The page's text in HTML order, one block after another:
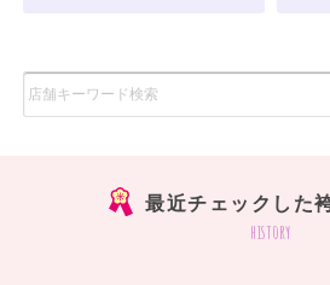
最近チェックした
history